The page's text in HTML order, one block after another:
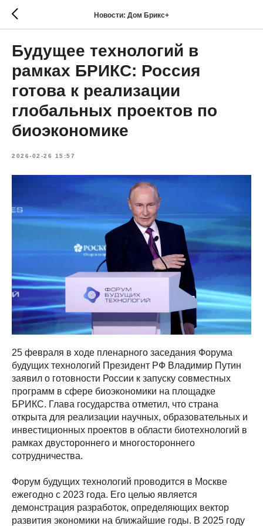
Новости: Дом Брикс+
Будущее технологий в
рамках БРИКС: Россия
готова к реализации
глобальных проектов по
биоэкономике
2026-02-26 15:57
25 февраля в ходе пленарного заседания Форума
будущих технологий Президент РФ Владимир Путин
заявил о готовности России к запуску совместных
программ в сфере биоэкономики на площадке
БРИКС. Глава государства отметил, что страна
открыта для реализации научных, образовательных и
инвестиционных проектов в области биотехнологий в
рамках двустороннего и многостороннего
сотрудничества.
Форум будущих технологий проводится в Москве
ежегодно с 2023 года. Его целью является
демонстрация разработок, определяющих вектор
развития экономики на ближайшие годы. В 2025 году